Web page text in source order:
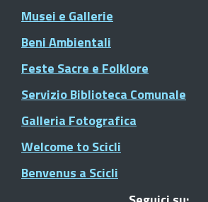
Musei e Gallerie
Beni Ambientali
Feste Sacre e Folklore
Servizio Biblioteca Comunale
Galleria Fotografica
Welcome to Scicli
Benvenus a Scicli